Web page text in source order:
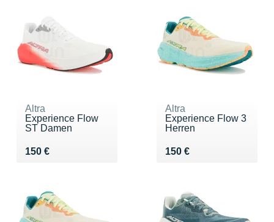
Altra
Experience Flow
ST Damen
150 €
Vendu 150 €
Altra
Experience Flow 3
Herren
150 €
Vendu 150 €